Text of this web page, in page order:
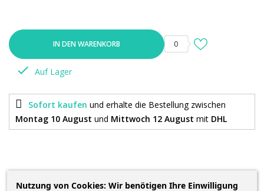
IN DEN WARENKORB 0
 Auf Lager
Sofort kaufen und erhalte die Bestellung zwischen
Montag 10 August und Mittwoch 12 August mit DHL
Nutzung von Cookies: Wir benötigen Ihre Einwilligung